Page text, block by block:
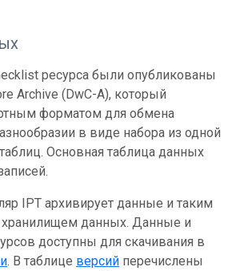
ресурса были опубликованы
Archive (DwC-A), который
форматом для обмена
в виде набора из одной
Основная таблица данных
IPT архивирует данные и таким
данных. Данные и
доступны для скачивания в
. В таблице версий перечислены